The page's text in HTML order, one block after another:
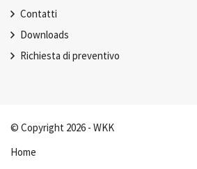
Contatti
Downloads
Richiesta di preventivo
© Copyright 2026 - WKK
Home